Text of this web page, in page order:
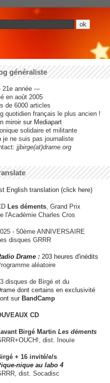
généraliste
année ---
en août 2005
de 6000 articles
quotidien français le plus ancien !
miroir sur Mediapart
solidaire et militante
je ne suis pas journaliste
jjbirge(at)drame.org
English translation (click here)
Les déments , Grand Prix
l'Académie Charles Cros
- 50ème ANNIVERSAIRE
disques GRRR
Drame : 203 heures d'inédits
aléatoire
disques de Birgé et du
dont certains en exclusivité
sur BandCamp
CD
Birgé Martin Les déments
dist. Inouïe
+ 16 invité/e/s
nique au labo 4
dist. Socadisc